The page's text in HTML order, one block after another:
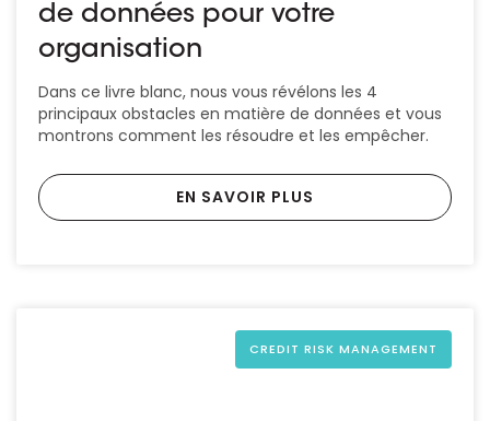
de données pour votre
organisation
Dans ce livre blanc, nous vous révélons les 4
principaux obstacles en matière de données et vous
montrons comment les résoudre et les empêcher.
EN SAVOIR PLUS
CREDIT RISK MANAGEMENT